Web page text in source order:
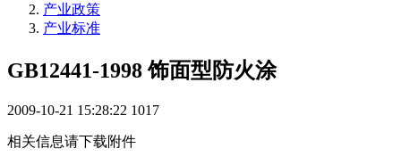
产业政策
产业标准
GB12441-1998 饰面型防火涂
2009-10-21 15:28:22 1017
相关信息请下载附件